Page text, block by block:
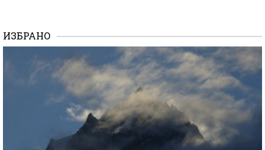
ИЗБРАНО